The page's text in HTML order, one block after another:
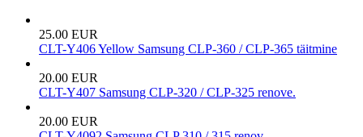
25.00 EUR
CLT-Y406 Yellow Samsung CLP-360 / CLP-365 täitmine
20.00 EUR
CLT-Y407 Samsung CLP-320 / CLP-325 renove.
20.00 EUR